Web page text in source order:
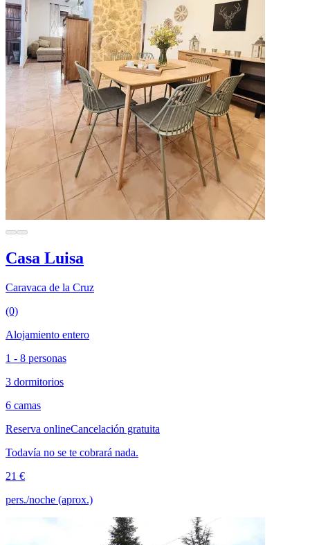
Casa Luisa
Caravaca de la Cruz
(0)
Alojamiento entero
1 - 8 personas
3 dormitorios
6 camas
Reserva onlineCancelación gratuita
Todavía no se te cobrará nada.
21 €
pers./noche (aprox.)